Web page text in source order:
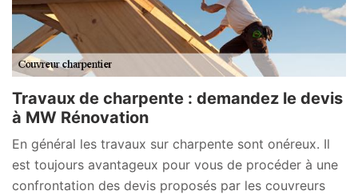
Travaux de charpente : demandez le devis
à MW Rénovation
En général les travaux sur charpente sont onéreux. Il
est toujours avantageux pour vous de procéder à une
confrontation des devis proposés par les couvreurs